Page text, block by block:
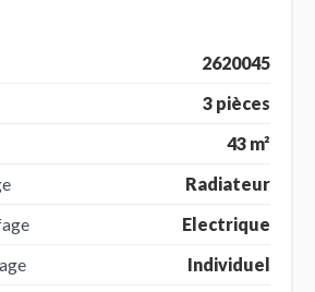
2620045
3 pièces
43 m²
Radiateur
Electrique
Individuel